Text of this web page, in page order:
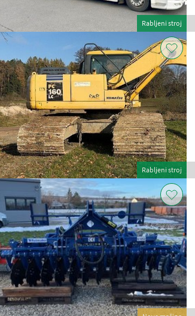
Rabljeni stroj
Rabljeni stroj